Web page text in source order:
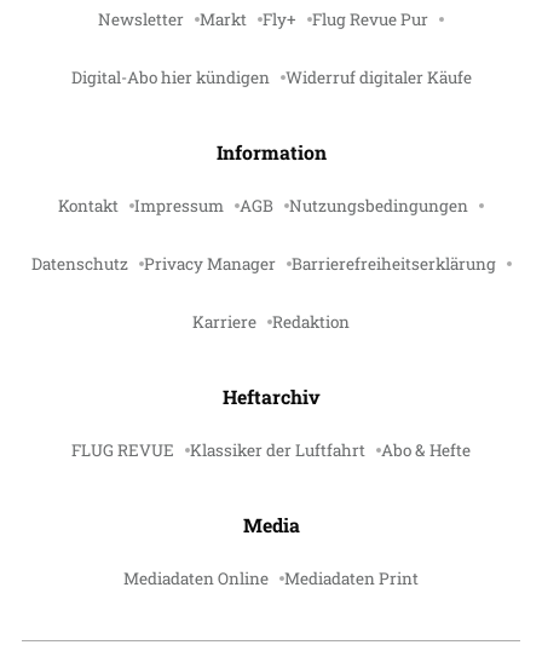
Newsletter Markt Fly+ Flug Revue Pur
Digital-Abo hier kündigen Widerruf digitaler Käufe
Information
Kontakt Impressum AGB Nutzungsbedingungen
Datenschutz Privacy Manager Barrierefreiheitserklärung
Karriere Redaktion
Heftarchiv
FLUG REVUE Klassiker der Luftfahrt Abo & Hefte
Media
Mediadaten Online Mediadaten Print